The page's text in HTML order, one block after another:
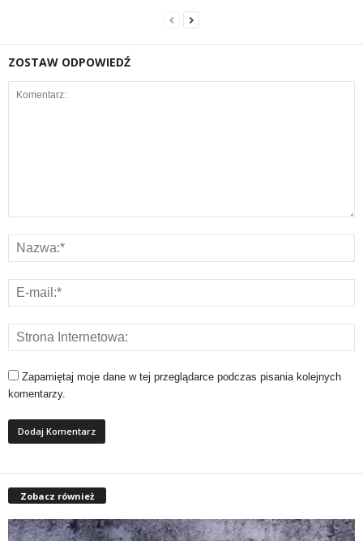
ZOSTAW ODPOWIEDŹ
Zapamiętaj moje dane w tej przeglądarce podczas pisania kolejnych
komentarzy.
Zobacz również